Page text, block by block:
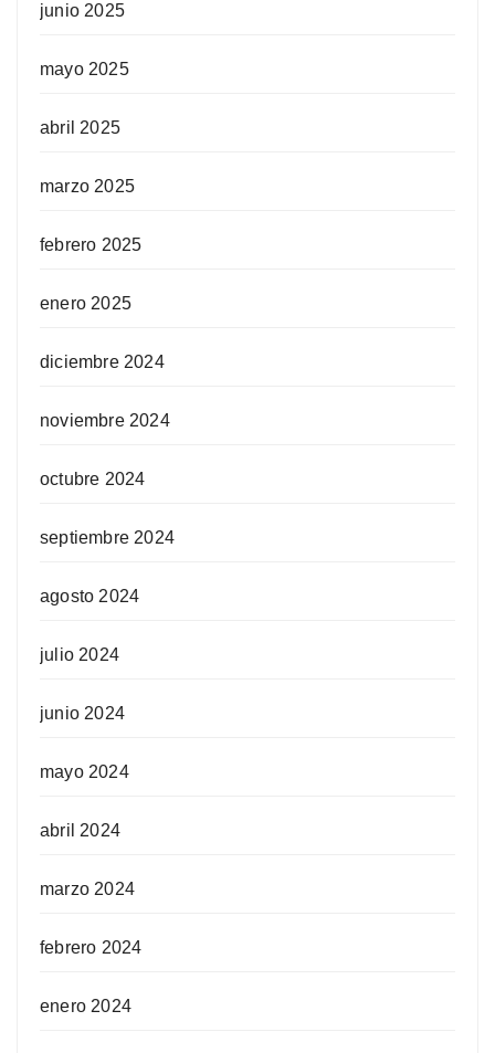
junio 2025
mayo 2025
abril 2025
marzo 2025
febrero 2025
enero 2025
diciembre 2024
noviembre 2024
octubre 2024
septiembre 2024
agosto 2024
julio 2024
junio 2024
mayo 2024
abril 2024
marzo 2024
febrero 2024
enero 2024